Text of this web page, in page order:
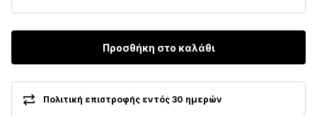
Προσθήκη στο καλάθι
Πολιτική επιστροφής εντός 30 ημερών